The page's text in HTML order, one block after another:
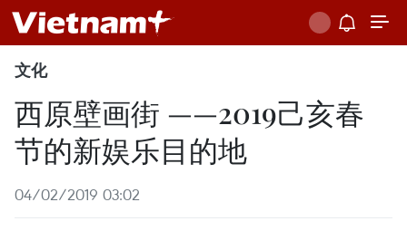
文化
西原壁画街 ——2019己亥春
节的新娱乐目的地
04/02/2019 03:02